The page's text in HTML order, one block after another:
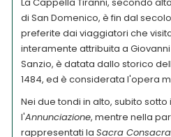
di San Domenico, è fin dal
preferite dai viaggiatori che
interamente attribuita a
Sanzio, è datata dallo storico
1484, ed è considerata l'opera
Nei due tondi in alto, subito
l'Annunciazione, mentre nella
rappresentati la Sacra